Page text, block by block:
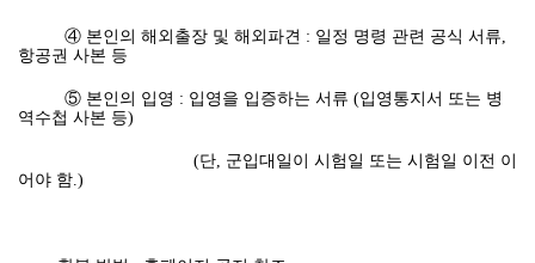
④ 본인의 해외출장 및 해외파견 : 일정 명령 관련 공식 서류,
항공권 사본 등
⑤ 본인의 입영 : 입영을 입증하는 서류 (입영통지서 또는 병
역수첩 사본 등)
(단, 군입대일이 시험일 또는 시험일 이전 이
어야 함.)